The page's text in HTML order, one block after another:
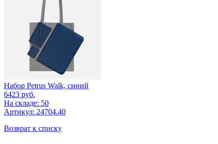
Набор Petrus Walk, синий
6423 руб.
На складе: 50
Артикул: 24704.40
Возврат к списку